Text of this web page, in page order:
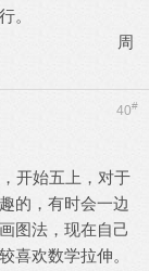
。
40#
开始五上，对于
的，有时会一边
图法，现在自己
喜欢数学拉伸。